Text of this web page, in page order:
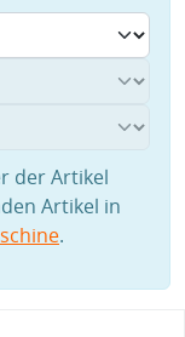
der Artikel
Artikel in
.